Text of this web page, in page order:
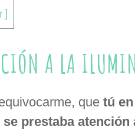
]
A LA
que tú
prestaba